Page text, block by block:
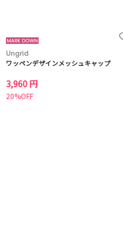
Ungrid
ワッペンデザインメッシュキャップ
3,960 円
20%OFF